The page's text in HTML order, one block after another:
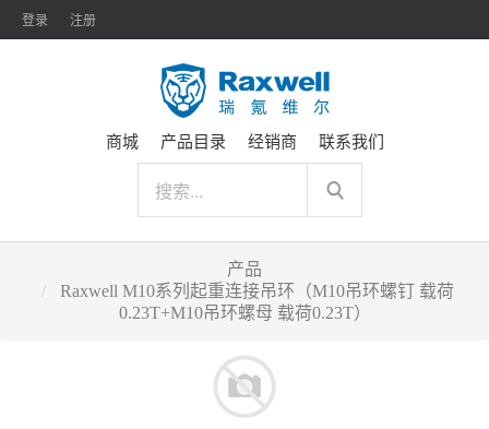
登录 注册
商城 产品目录 经销商 联系我们
产品
Raxwell M10系列起重连接吊环（M10吊环螺钉 载荷
0.23T+M10吊环螺母 载荷0.23T）